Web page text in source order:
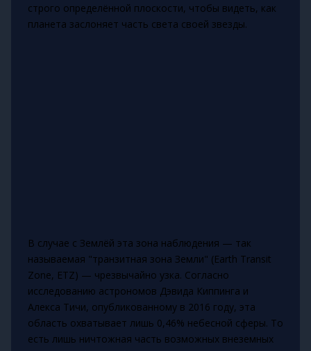
строго определённой плоскости, чтобы видеть, как
планета заслоняет часть света своей звезды.
В случае с Землёй эта зона наблюдения — так
называемая "транзитная зона Земли" (Earth Transit
Zone, ETZ) — чрезвычайно узка. Согласно
исследованию астрономов Дэвида Киппинга и
Алекса Тичи, опубликованному в 2016 году, эта
область охватывает лишь 0,46% небесной сферы. То
есть лишь ничтожная часть возможных внеземных